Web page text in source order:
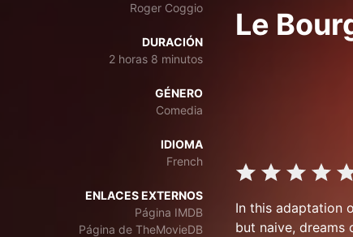
Roger Coggio
DURACIÓN
2 horas 8 minutos
GÉNERO
Comedia
IDIOMA
French
ENLACES EXTERNOS
Página IMDB
Página de TheMovieDB
Le
In this adaptation
but naive, dreams